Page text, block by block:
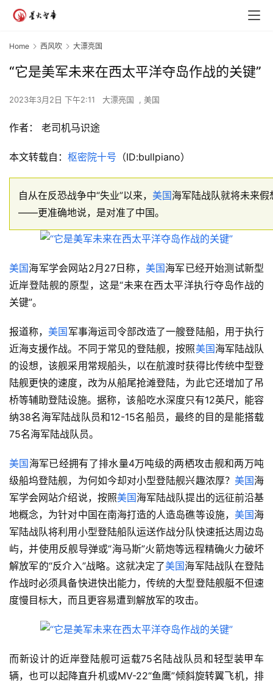
Home 西风吹 大漂亮国
“它是美军未来在西太平洋夺岛作战的关键”
2023年3月2日 下午2:11 大漂亮国 , 美国
作者： 老司机马识途
本文转载自： 枢密院十号 （ID:bullpiano）
自从在反恐战争中“失业”以来， 美国海军陆战队就将未来
——更准确地说，是对准了中国。
美国海军学会网站2月27日称， 美国海军已经开始测试新型
近岸登陆舰的原型，这是“未来在西太平洋执行夺岛作战的
关键”。
报道称，美国 军事海运司令部改造了一艘登陆船，用于执行
近海支援作战。不同于常见的登陆舰，按照美国海军陆战队
的设想，该舰采用常规船头，以在航渡时获得比传统中型登
陆舰更快的速度，改为从船尾抢滩登陆，为此它还增加了吊
桥等辅助登陆设施。据称，该船吃水深度只有12英尺，能容
纳38名海军陆战队员和12-15名船员，最终的目的是能搭载
75名海军陆战队员。
美国 海军已经拥有了排水量4万吨级的两栖攻击舰和两万吨
级船坞登陆舰，为何如今却对小型登陆舰兴趣浓厚？ 美国海
军学会网站介绍说，按照美国海军陆战队提出的远征前沿基
地概念，为针对中国在南海打造的人造岛礁等设施， 美国海
军陆战队将利用小型登陆船队运送作战分队快速抵达周边岛
屿，并使用反舰导弹或“海马斯”火箭炮等远程精确火力破坏
解放军的“反介入”战略。这就决定了美国海军陆战队在登陆
作战时必须具备快进快出能力，传统的大型登陆舰艇不但速
度慢目标大，而且更容易遭到解放军的攻击。
而新设计的近岸登陆舰可运载75名陆战队员和轻型装甲车
辆，也可以起降直升机或MV-22“鱼鹰”倾斜旋转翼飞机，排